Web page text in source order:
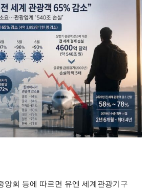
앙회 등에 따르면 유엔 세계관광기구